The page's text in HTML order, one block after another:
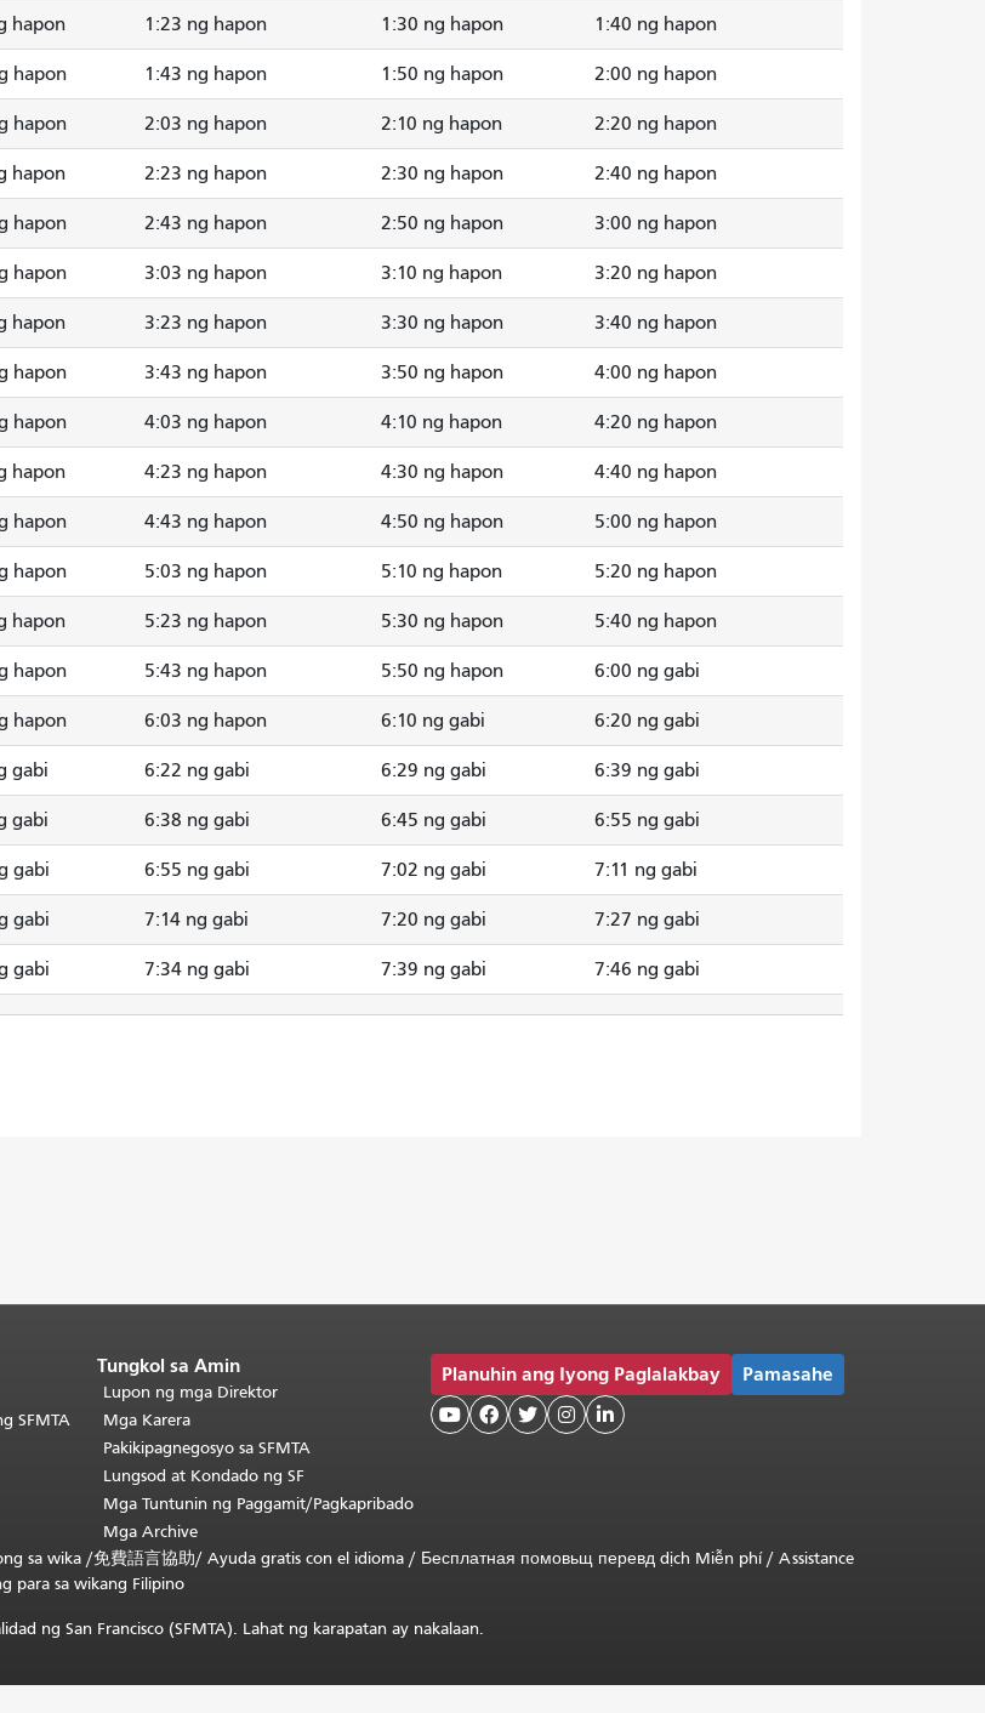
hapon 1:23 ng hapon 1:30 ng hapon 1:40 ng hapon
hapon 1:43 ng hapon 1:50 ng hapon 2:00 ng hapon
hapon 2:03 ng hapon 2:10 ng hapon 2:20 ng hapon
hapon 2:23 ng hapon 2:30 ng hapon 2:40 ng hapon
hapon 2:43 ng hapon 2:50 ng hapon 3:00 ng hapon
hapon 3:03 ng hapon 3:10 ng hapon 3:20 ng hapon
hapon 3:23 ng hapon 3:30 ng hapon 3:40 ng hapon
hapon 3:43 ng hapon 3:50 ng hapon 4:00 ng hapon
hapon 4:03 ng hapon 4:10 ng hapon 4:20 ng hapon
hapon 4:23 ng hapon 4:30 ng hapon 4:40 ng hapon
hapon 4:43 ng hapon 4:50 ng hapon 5:00 ng hapon
hapon 5:03 ng hapon 5:10 ng hapon 5:20 ng hapon
hapon 5:23 ng hapon 5:30 ng hapon 5:40 ng hapon
hapon 5:43 ng hapon 5:50 ng hapon 6:00 ng gabi
hapon 6:03 ng hapon 6:10 ng gabi 6:20 ng gabi
gabi 6:22 ng gabi 6:29 ng gabi 6:39 ng gabi
gabi 6:38 ng gabi 6:45 ng gabi 6:55 ng gabi
gabi 6:55 ng gabi 7:02 ng gabi 7:11 ng gabi
gabi 7:14 ng gabi 7:20 ng gabi 7:27 ng gabi
gabi 7:34 ng gabi 7:39 ng gabi 7:46 ng gabi
SFMTA
Tungkol sa Amin
Lupon ng mga Direktor
Mga Karera
Pakikipagnegosyo sa SFMTA
Lungsod at Kondado ng SF
Mga Tuntunin ng Paggamit/Pagkapribado
Mga Archive
Planuhin ang Iyong Paglalakbay Pamasahe
    
sa wika /免費語言協助/ Ayuda gratis con el idioma / Бесплатная помовьщ перевд dịch Miễn phí/ Assistance
para sa wikang Filipino
ng San Francisco (SFMTA). Lahat ng karapatan ay nakalaan.